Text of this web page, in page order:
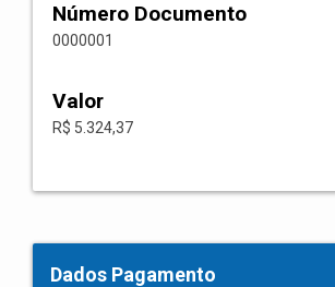
Número Documento
0000001
Valor
R$ 5.324,37
Dados Pagamento